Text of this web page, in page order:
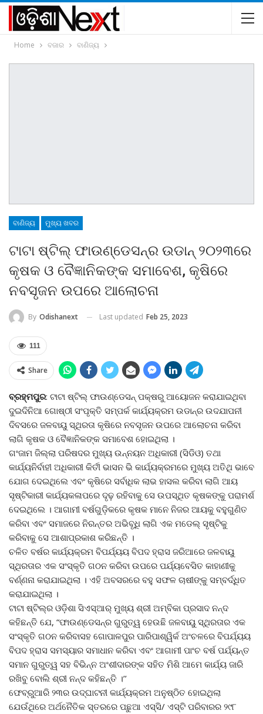
Home ବଜାର ବାଣିଜ୍ୟ
ବାଣିଜ୍ୟ ମୁଖ୍ୟ ଖବର
ଟାଟା ଷ୍ଟିଲ୍ ଫାଉଣ୍ଡେସନ୍‌ର ଉଡାନ୍ ୨୦୨୩ରେ
କୃଷକ ଓ ବୈଜ୍ଞାନିକଙ୍କ ସମାବେଶ, କୃଷିରେ
ନବସୃଜନ ଉପରେ ଆଲୋଚନା
By Odishanext Last updated Feb 25, 2023
111
Share
ବ୍ରହ୍ମପୁର: ଟାଟା ଷ୍ଟିଲ୍ ଫାଉଣ୍ଡେସନ୍ ପକ୍ଷରୁ ଆୟୋଜନ କରାଯାଇଥିବା
ଦୁଇଦିନିଆ ଗୋଷ୍ଠୀ ସଂପୃକ୍ତି ସମ୍ପର୍କ କାର୍ଯ୍ୟକ୍ରମ ଉଡାନ୍‌ର ଉଦଯାପନୀ
ଦିବସରେ ଜଳବାୟୁ ସ୍ଥିରତା କୃଷିରେ ନବସୃଜନ ଉପରେ ଆଲୋଚନା କରିବା
ଲାଗି କୃଷକ ଓ ବୈଜ୍ଞାନିକଙ୍କ ସମାବେଶ ହୋଇଥିଲା ।
ଗଂଜାମ ଜିଲ୍ଲା ପରିଷଦର ମୁଖ୍ୟ ଉନ୍ନୟନ ଅଧିକାରୀ (ସିଡିଓ) ତଥା
କାର୍ଯ୍ୟନିର୍ବାହୀ ଅଧିକାରୀ କିର୍ତୀ ଭାସନ ଭି କାର୍ଯ୍ୟକ୍ରମରେ ମୁଖ୍ୟ ଅତିଥି ଭାବେ
ଯୋଗ ଦେଇଥିଲେ ଏବଂ କୃଷିରେ ସର୍ବାଧିକ ଲାଭ ହାସଲ କରିବା ଲାଗି ଆୟ
ସୃଷ୍ଟିକାରୀ କାର୍ଯ୍ୟକଳାପରେ ଦୃଢ଼ ରହିବାକୁ ସେ ଉପସ୍ଥିତ କୃଷକଙ୍କୁ ପରାମର୍ଶ
ଦେଇଥିଲେ । ଆଗାମୀ ବର୍ଷଗୁଡ଼ିକରେ କୃଷକ ମାନେ ନିଜର ଆୟକୁ ବହୁଗୁଣିତ
କରିବା ଏବଂ ସମାଜରେ ନିରନ୍ତର ଅଭିବୃ୍‌ଧି ଲାଗି ଏକ ମଡେଲ୍ ସୃଷ୍ଟିକୁ
କରିବାକୁ ସେ ଆଶାପ୍ରକାଶ କରିଛନ୍ତି ।
ଚଳିତ ବର୍ଷର କାର୍ଯ୍ୟକ୍ରମ ବିପର୍ଯ୍ୟୟ ବିପଦ ହ୍ରାସ ଜରିଆରେ ଜଳବାୟୁ
ସ୍ଥିରତାର ଏକ ସଂସ୍କୃତି ଗଠନ କରିବା ଉପରେ ପର୍ଯ୍ୟବେସିତ କାହାଣୀକୁ
ବର୍ଣ୍ଣନା କରାଯାଇଥିଲା । ଏହି ଅବସରରେ ବହୁ ସଫଳ ଚାଷୀଙ୍କୁ ସମ୍ବର୍ଦ୍ଧିତ
କରାଯାଇଥିଲା ।
ଟାଟା ଷ୍ଟିଲ୍‌ର ଓଡ଼ିଶା ସିଏସ୍‌ଆର୍ ମୁଖ୍ୟ ଶ୍ରୀ ଅମ୍ବିକା ପ୍ରସାଦ ନନ୍ଦ
କହିଛନ୍ତି ଯେ, “ଫାଉଣ୍ଡେସନ୍‌ର ଗୁରୁତ୍ୱ ହେଉଛି ଜଳବାୟୁ ସ୍ଥିରତାର ଏକ
ସଂସ୍କୃତି ଗଠନ କରିବାସହ ଗୋପାଳପୁର ପାରିପାଶ୍ୱିର୍କ ଅଂଚଳରେ ବିପର୍ଯ୍ୟୟ
ବିପଦ ହ୍ରାସ ସମସ୍ୟାର ସମାଧାନ କରିବା ଏବଂ ଆଗାମୀ ପାଂଚ ବର୍ଷ ପର୍ଯ୍ୟନ୍ତ
ସମାନ ଗୁରୁତ୍ୱ ସହ ବିଭିନ୍ନ ଅଂଶୀଦାରଙ୍କ ସହିତ ମିଶି ଆମେ କାର୍ଯ୍ୟ ଜାରି
ରଖିବୁ ବୋଲି ଶ୍ରୀ ନନ୍ଦ କହିଛନ୍ତି ।’’
ଫେବ୍ରୁଆରି ୨୩ର ଉଦ୍‌ଘାଟନୀ କାର୍ଯ୍ୟକ୍ରମ ଅନୁଷ୍ଠିତ ହୋଇଥିଲା
ଯେଉଁଥିରେ ଅର୍ଥନୈତିକ ସ୍ତରରେ ପଛୁଆ ଏସ୍‌ସି/ ଏସ୍‌ଟି ପରିବାରର ୨୯୮